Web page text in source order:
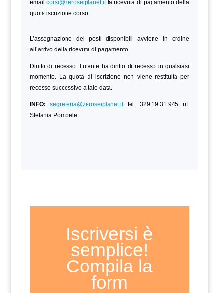
email corsi@zeroseiplanet.itla ricevuta di pagamento della
quota iscrizione corso
L’assegnazione dei posti disponibili avviene in ordine
all’arrivo della ricevuta di pagamento.
Diritto di recesso: l’utente ha diritto di recesso in qualsiasi
momento. La quota di iscrizione non viene restituita per
recesso successivo a tale data.
INFO: segreteria@zeroseiplanet.ittel. 329.19.31.945 rif.
Stefania Pompele
Iscriversi è
semplice!
Compila la
form